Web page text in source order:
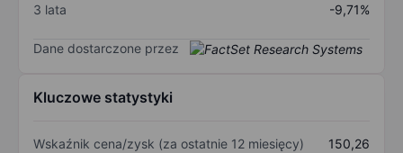
3 lata
-9,71%
Dane dostarczone przez
Kluczowe statystyki
Wskaźnik cena/zysk (za ostatnie 12 miesięcy)
150,26